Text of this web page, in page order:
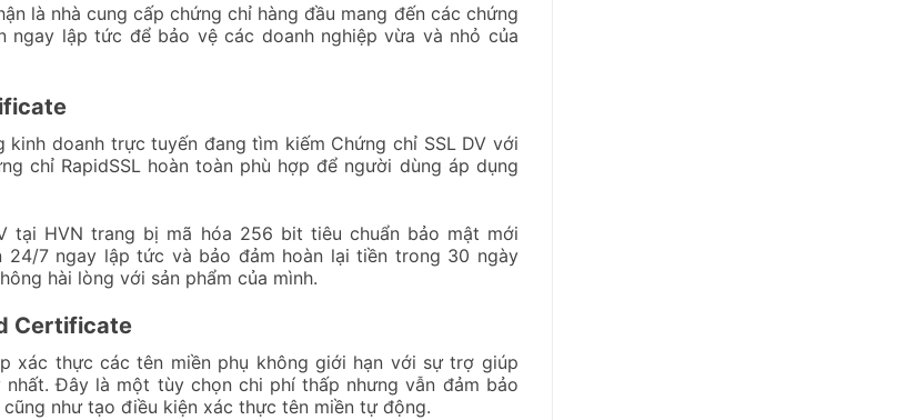
là nhà cung cấp chứng chỉ hàng đầu mang đến các chứng
ngay lập tức để bảo vệ các doanh nghiệp vừa và nhỏ của
kinh doanh trực tuyến đang tìm kiếm Chứng chỉ SSL DV với
chỉ RapidSSL hoàn toàn phù hợp để người dùng áp dụng
tại HVN trang bị mã hóa 256 bit tiêu chuẩn bảo mật mới
24/7 ngay lập tức và bảo đảm hoàn lại tiền trong 30 ngày
hài lòng với sản phẩm của mình.
Certificate
xác thực các tên miền phụ không giới hạn với sự trợ giúp
Đây là một tùy chọn chi phí thấp nhưng vẫn đảm bảo
như tạo điều kiện xác thực tên miền tự động.